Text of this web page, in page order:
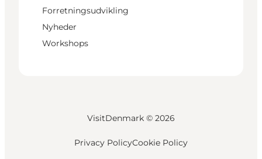
Forretningsudvikling
Nyheder
Workshops
VisitDenmark © 2026
Privacy PolicyCookie Policy